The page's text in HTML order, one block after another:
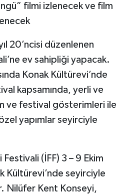
filmi izlenecek ve film
20’ncisi düzenlenen
ev sahipliği yapacak.
Konak Kültürevi’nde
kapsamında, yerli ve
ve festival gösterimleri ile
yapımlar seyirciyle
Festivali (İFF) 3 – 9 Ekim
Kültürevi’nde seyirciyle
Nilüfer Kent Konseyi,